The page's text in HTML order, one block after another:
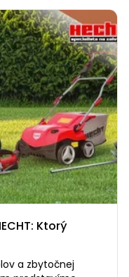
Ktorý
a zbytočnej